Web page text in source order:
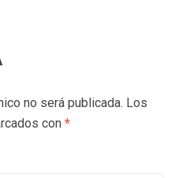
no será publicada. Los
con *